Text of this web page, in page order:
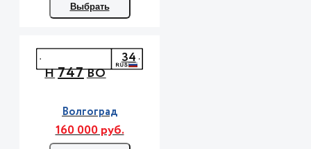
Выбрать
Н747ВО
34
Волгоград
160 000 руб.